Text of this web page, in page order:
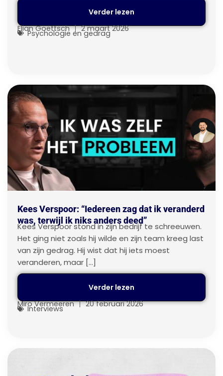
Verder lezen
Elian Goettsch
2 maart 2026
Psychologie en gedrag
Kees Verspoor: “Iedereen zag dat ik veranderd
was, terwijl ik niks anders deed”
Kees Verspoor stond in zijn bedrijf te schreeuwen.
Het ging niet zoals hij wilde en zijn team kreeg last
van zijn gedrag. Hij wist dat hij iets moest
veranderen, maar […]
Verder lezen
Miro Vermeeren
20 februari 2026
Interviews